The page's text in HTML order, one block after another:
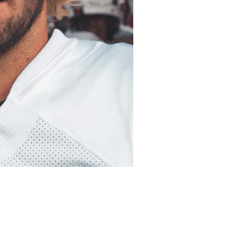
League of Football. The 27-
in Berlin, but failed to convince in a
as an option with many teams.
thought about him, but other
Crocodiles in the GFL,